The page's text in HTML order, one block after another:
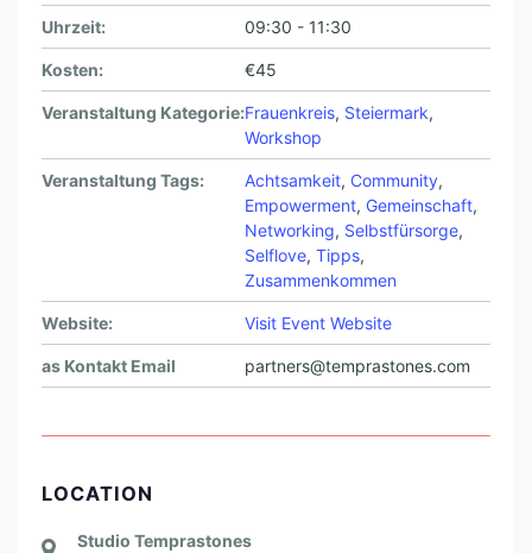
Uhrzeit: 09:30 - 11:30
Kosten: €45
Veranstaltung Kategorie:Frauenkreis, Steiermark,
Workshop
Veranstaltung Tags: Achtsamkeit, Community,
Empowerment, Gemeinschaft,
Networking, Selbstfürsorge,
Selflove, Tipps,
Zusammenkommen
Website: Visit Event Website
as Kontakt Email partners@temprastones.com
LOCATION
Studio Temprastones